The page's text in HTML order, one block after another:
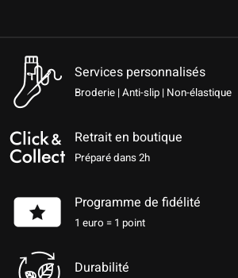
Services personnalisés
Broderie | Anti-slip | Non-élastique
Retrait en boutique
Préparé dans 2h
Programme de fidélité
1 euro = 1 point
Durabilité